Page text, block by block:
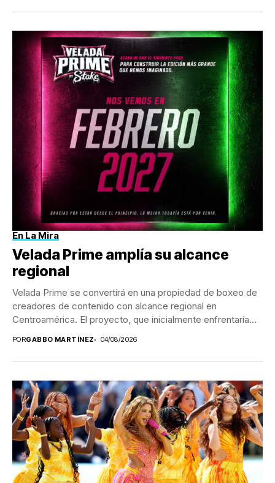
En La Mira
Velada Prime amplía su alcance
regional
Velada Prime se convertirá en una propiedad de boxeo de
creadores de contenido con alcance regional en
Centroamérica. El proyecto, que inicialmente enfrentaría...
PORGABBO MARTÍNEZ 04/08/2026